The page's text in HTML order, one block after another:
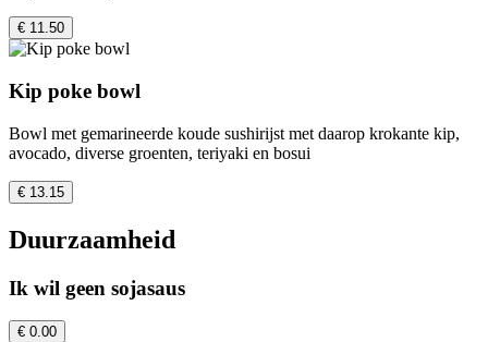
€ 11.50
Kip poke bowl
Bowl met gemarineerde koude sushirijst met daarop krokante kip,
avocado, diverse groenten, teriyaki en bosui
€ 13.15
Duurzaamheid
Ik wil geen sojasaus
€ 0.00